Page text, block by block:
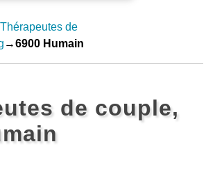
de
→6900 Humain
de couple,